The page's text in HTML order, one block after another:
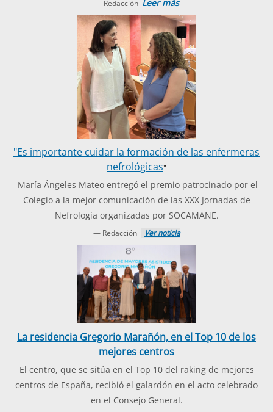
— Redacción Leer más
"Es importante cuidar la formación de las enfermeras
nefrológicas"
María Ángeles Mateo entregó el premio patrocinado por el
Colegio a la mejor comunicación de las XXX Jornadas de
Nefrología organizadas por SOCAMANE.
— Redacción Ver noticia
La residencia Gregorio Marañón, en el Top 10 de los
mejores centros
El centro, que se sitúa en el Top 10 del raking de mejores
centros de España, recibió el galardón en el acto celebrado
en el Consejo General.